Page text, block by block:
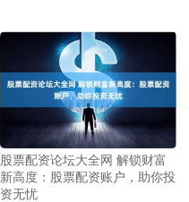
股票配资论坛大全网 解锁财富
新高度：股票配资账户，助你投
资无忧